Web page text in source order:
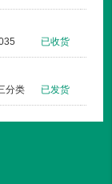
已收货
分类 已发货